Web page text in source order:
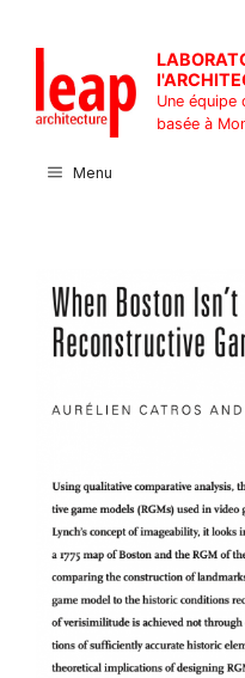
contenu
Une équipe
basée à
Menu